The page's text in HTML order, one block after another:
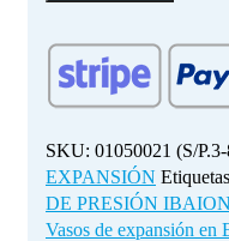
DE
PRESIÓN
IBAIONDO
LITROS
(serie
AMR)
cantidad
SKU: 01050021 (S/
EXPANSIÓN
DE PRESIÓN
Vasos de expansión en